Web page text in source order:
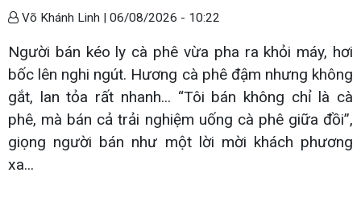
Võ Khánh Linh | 06/08/2026 - 10:22
Người bán kéo ly cà phê vừa pha ra khỏi máy, hơi
bốc lên nghi ngút. Hương cà phê đậm nhưng không
gắt, lan tỏa rất nhanh... “Tôi bán không chỉ là cà
phê, mà bán cả trải nghiệm uống cà phê giữa đồi”,
giọng người bán như một lời mời khách phương
xa...